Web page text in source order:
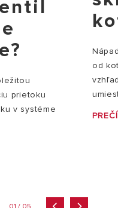
prietoku
v systéme
od